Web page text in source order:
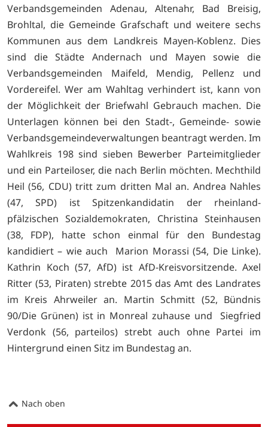
Verbandsgemeinden Adenau, Altenahr, Bad Breisig,
Brohltal, die Gemeinde Grafschaft und weitere sechs
Kommunen aus dem Landkreis Mayen-Koblenz. Dies
sind die Städte Andernach und Mayen sowie die
Verbandsgemeinden Maifeld, Mendig, Pellenz und
Vordereifel. Wer am Wahltag verhindert ist, kann von
der Möglichkeit der Briefwahl Gebrauch machen. Die
Unterlagen können bei den Stadt-, Gemeinde- sowie
Verbandsgemeindeverwaltungen beantragt werden. Im
Wahlkreis 198 sind sieben Bewerber Parteimitglieder
und ein Parteiloser, die nach Berlin möchten. Mechthild
Heil (56, CDU) tritt zum dritten Mal an. Andrea Nahles
(47, SPD) ist Spitzenkandidatin der rheinland-
pfälzischen Sozialdemokraten, Christina Steinhausen
(38, FDP), hatte schon einmal für den Bundestag
kandidiert – wie auch Marion Morassi (54, Die Linke).
Kathrin Koch (57, AfD) ist AfD-Kreisvorsitzende. Axel
Ritter (53, Piraten) strebte 2015 das Amt des Landrates
im Kreis Ahrweiler an. Martin Schmitt (52, Bündnis
90/Die Grünen) ist in Monreal zuhause und Siegfried
Verdonk (56, parteilos) strebt auch ohne Partei im
Hintergrund einen Sitz im Bundestag an.
Nach oben